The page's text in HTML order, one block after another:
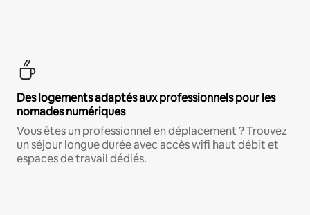
Des logements adaptés aux professionnels pour les
nomades numériques
Vous êtes un professionnel en déplacement ? Trouvez
un séjour longue durée avec accès wifi haut débit et
espaces de travail dédiés.